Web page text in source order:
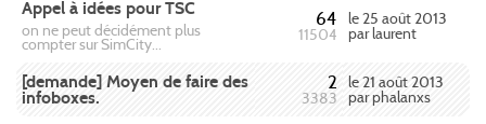
Appel à idées pour TSC
on ne peut décidément plus
compter sur SimCity...
64
11504
le 25 août 2013
par laurent
[demande] Moyen de faire des
infoboxes.
2
3383
le 21 août 2013
par phalanxs